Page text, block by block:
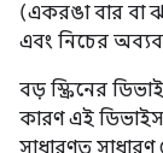
(একরঙা বার বা
এবং নিচের
বড় স্ক্রিনের
কারণ এই